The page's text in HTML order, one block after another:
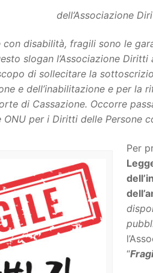
dell’Associazione
con disabilità, fragili sono le
slogan l’Associazione Diritti
di sollecitare la
e dell’inabilitazione e per
di Cassazione. Occorre
per i Diritti delle Persone
Per
“